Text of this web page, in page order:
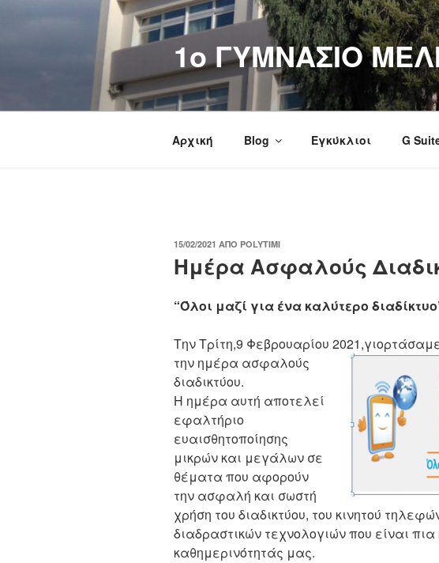
1o ΓΥΜΝΑΣΙΟ
Αρχική Blog Εγκύκλιοι G
ΔΗΜΟΣΙΕΎΤΗΚΕ
15/02/2021 ΑΠΌ POLYTIMI
Ημέρα Ασφαλούς
“Όλοι μαζί για ένα καλύτερο
Την Τρίτη,9 Φεβρουαρίου
την ημέρα ασφαλούς
διαδικτύου.
Η ημέρα αυτή αποτελεί
εφαλτήριο
ευαισθητοποίησης
μικρών και μεγάλων σε
θέματα που αφορούν
την ασφαλή και σωστή
χρήση του διαδικτύου, του κινητού
διαδραστικών τεχνολογιών που είναι πια
καθημερινότητάς μας.